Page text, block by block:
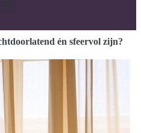
én sfeervol zijn?